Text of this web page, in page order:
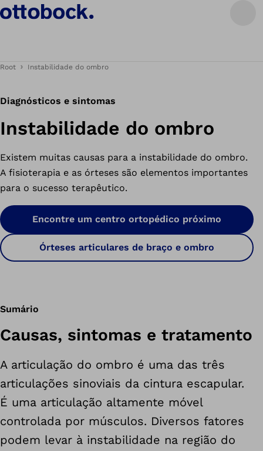
Root Instabilidade do ombro
Diagnósticos e sintomas
Instabilidade do ombro
Existem muitas causas para a instabilidade do ombro.
A fisioterapia e as órteses são elementos importantes
para o sucesso terapêutico.
Encontre um centro ortopédico próximo
Órteses articulares de braço e ombro
Sumário
Causas, sintomas e tratamento
A articulação do ombro é uma das três
articulações sinoviais da cintura escapular.
É uma articulação altamente móvel
controlada por músculos. Diversos fatores
podem levar à instabilidade na região do